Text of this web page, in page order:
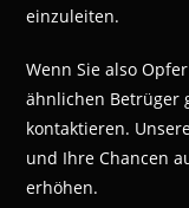
einzuleiten.
Wenn Sie also
ähnlichen Betrüger
kontaktieren.
und Ihre Chancen
erhöhen.